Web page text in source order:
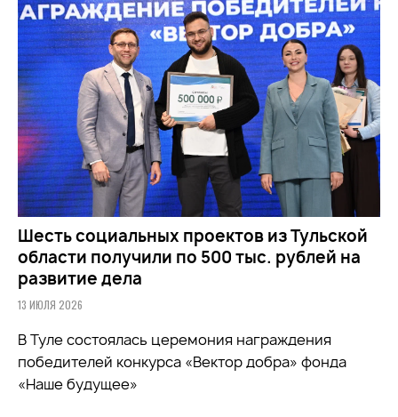
Шесть социальных проектов из Тульской
области получили по 500 тыс. рублей на
развитие дела
13 ИЮЛЯ 2026
В Туле состоялась церемония награждения
победителей конкурса «Вектор добра» фонда
«Наше будущее»